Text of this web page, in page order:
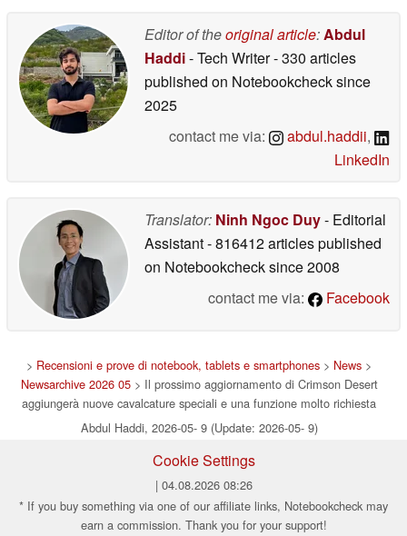
Editor of theoriginal article:Abdul
Haddi- Tech Writer- 330 articles
published on Notebookchecksince
2025
contact me via:
abdul.haddii,
LinkedIn
Translator: Ninh Ngoc Duy- Editorial
Assistant- 816412 articles published
on Notebookchecksince 2008
contact me via:
Facebook
> Recensioni e prove di notebook, tablets e smartphones > News >
Newsarchive 2026 05> Il prossimo aggiornamento di Crimson Desert
aggiungerà nuove cavalcature speciali e una funzione molto richiesta
Abdul Haddi, 2026-05- 9 (Update: 2026-05- 9)
Cookie Settings
| 04.08.2026 08:26
* If you buy something via one of our affiliate links, Notebookcheck may
earn a commission. Thank you for your support!